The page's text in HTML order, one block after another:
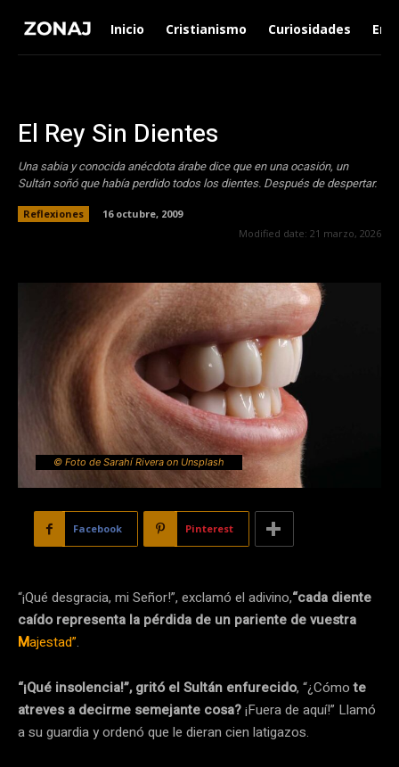
Inicio Cristianismo Curiosidades
El Rey Sin Dientes
Una sabia y conocida anécdota árabe dice que en una ocasión, un
Sultán soñó que había perdido todos los dientes. Después de despertar.
Reflexiones
16 octubre, 2009
Modified date: 21 marzo, 2026
© Foto de Sarahí Rivera on Unsplash
Facebook Pinterest
“¡Qué desgracia, mi Señor!”, exclamó el adivino,“cada diente
caído representa la pérdida de un pariente de vuestra
Majestad”.
“¡Qué insolencia!”, gritó el Sultán enfurecido, “¿Cómote
atreves a decirme semejante cosa?¡Fuera de aquí!” Llamó
a su guardia y ordenó que le dieran cien latigazos.